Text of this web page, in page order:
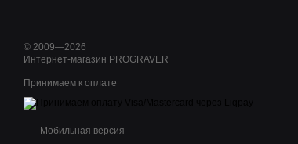
© 2009—2026
Интернет-магазин PROGRAVER
Принимаем к оплате
Мобильная версия